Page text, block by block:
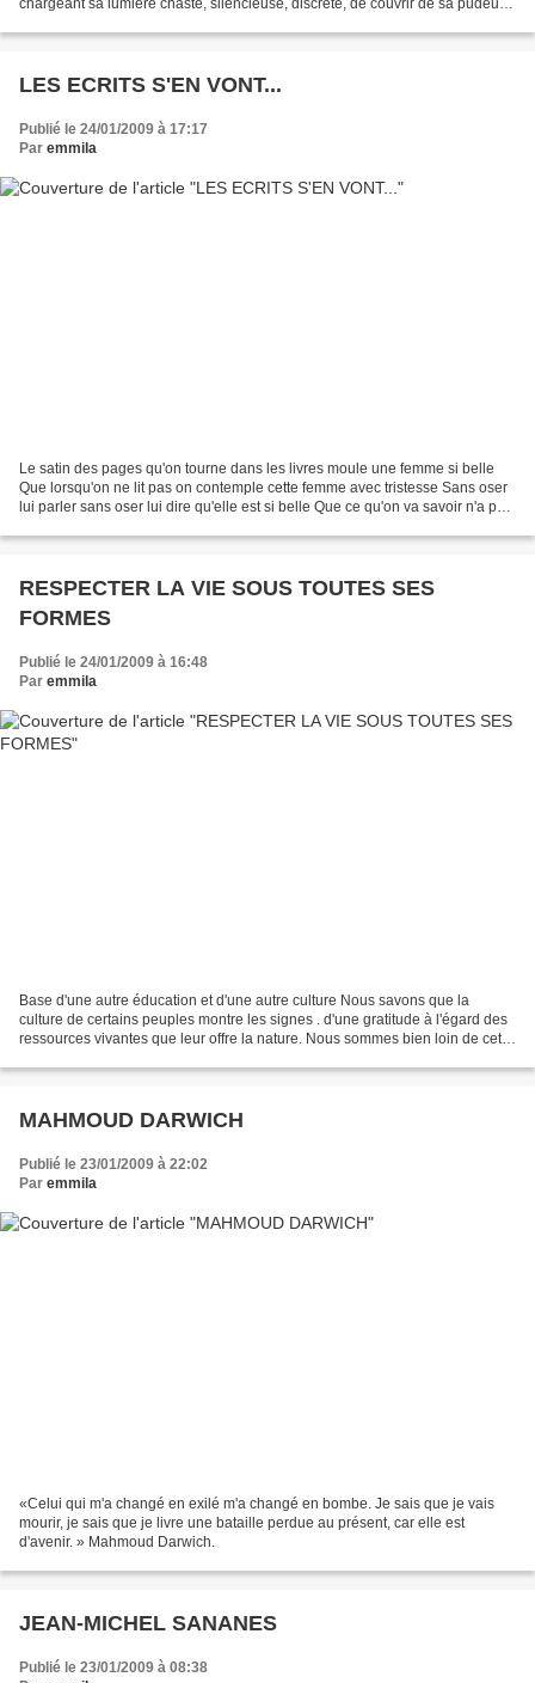
chargeant sa lumière chaste, silencieuse, discrète, de couvrir de sa pudeur
LES ECRITS S'EN VONT...
Publié le 24/01/2009 à 17:17
Par emmila
Le satin des pages qu'on tourne dans les livres moule une femme si belle
Que lorsqu'on ne lit pas on contemple cette femme avec tristesse Sans oser
lui parler sans oser lui dire qu'elle est si belle Que ce qu'on va savoir n'a pas
RESPECTER LA VIE SOUS TOUTES SES
FORMES
Publié le 24/01/2009 à 16:48
Par emmila
Base d'une autre éducation et d'une autre culture Nous savons que la
culture de certains peuples montre les signes . d'une gratitude à l'égard des
ressources vivantes que leur offre la nature. Nous sommes bien loin de cette
MAHMOUD DARWICH
Publié le 23/01/2009 à 22:02
Par emmila
«Celui qui m'a changé en exilé m'a changé en bombe. Je sais que je vais
mourir, je sais que je livre une bataille perdue au présent, car elle est
d'avenir. » Mahmoud Darwich.
JEAN-MICHEL SANANES
Publié le 23/01/2009 à 08:38